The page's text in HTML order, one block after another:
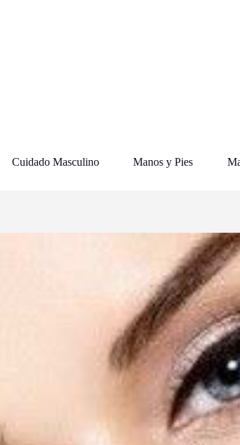
Cuidado Masculino Manos y Pies